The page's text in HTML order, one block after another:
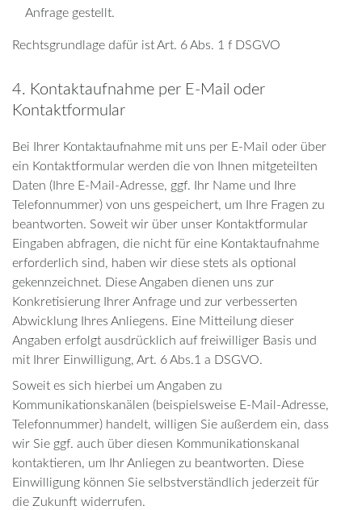
Anfrage gestellt.
Rechtsgrundlage dafür ist Art. 6 Abs. 1 f DSGVO
4. Kontaktaufnahme per E-Mail oder
Kontaktformular
Bei Ihrer Kontaktaufnahme mit uns per E-Mail oder über
ein Kontaktformular werden die von Ihnen mitgeteilten
Daten (Ihre E-Mail-Adresse, ggf. Ihr Name und Ihre
Telefonnummer) von uns gespeichert, um Ihre Fragen zu
beantworten. Soweit wir über unser Kontaktformular
Eingaben abfragen, die nicht für eine Kontaktaufnahme
erforderlich sind, haben wir diese stets als optional
gekennzeichnet. Diese Angaben dienen uns zur
Konkretisierung Ihrer Anfrage und zur verbesserten
Abwicklung Ihres Anliegens. Eine Mitteilung dieser
Angaben erfolgt ausdrücklich auf freiwilliger Basis und
mit Ihrer Einwilligung, Art. 6 Abs.1 a DSGVO.
Soweit es sich hierbei um Angaben zu
Kommunikationskanälen (beispielsweise E-Mail-Adresse,
Telefonnummer) handelt, willigen Sie außerdem ein, dass
wir Sie ggf. auch über diesen Kommunikationskanal
kontaktieren, um Ihr Anliegen zu beantworten. Diese
Einwilligung können Sie selbstverständlich jederzeit für
die Zukunft widerrufen.